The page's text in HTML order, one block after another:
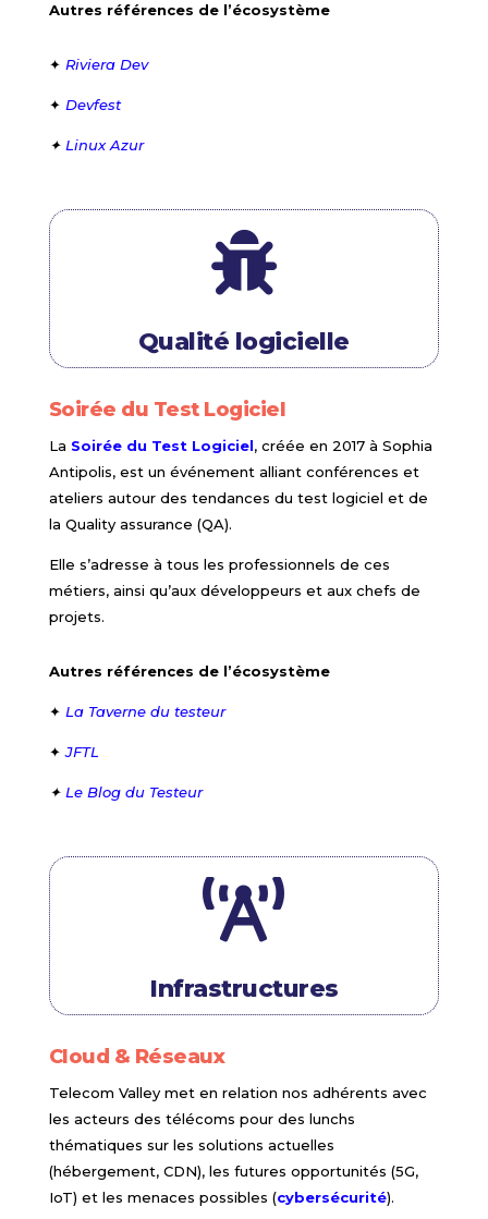
Autres références de l’écosystème
✦ Riviera Dev
✦ Devfest
✦ Linux Azur

Qualité logicielle
Soirée du Test Logiciel
La Soirée du Test Logiciel, créée en 2017 à Sophia
Antipolis, est un événement alliant conférences et
ateliers autour des tendances du test logiciel et de
la Quality assurance (QA).
Elle s’adresse à tous les professionnels de ces
métiers, ainsi qu’aux développeurs et aux chefs de
projets.
Autres références de l’écosystème
✦ La Taverne du testeur
✦JFTL
✦ Le Blog du Testeur

Infrastructures
Cloud & Réseaux
Telecom Valley met en relation nos adhérents avec
les acteurs des télécoms pour des lunchs
thématiques sur les solutions actuelles
(hébergement, CDN), les futures opportunités (5G,
IoT) et les menaces possibles (cybersécurité).